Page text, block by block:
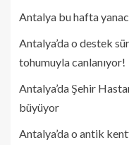
Antalya bu hafta
Antalya’da o destek
tohumuyla canlanıyor!
Antalya’da Şehir
büyüyor
Antalya’da o antik